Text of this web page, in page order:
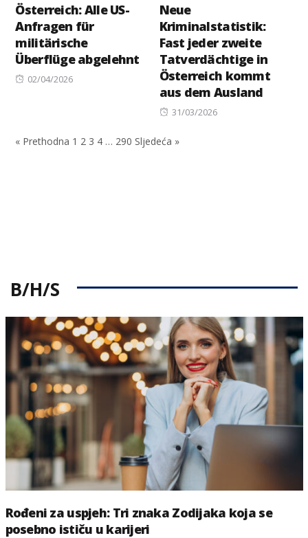
Österreich: Alle US-
Anfragen für
militärische
Überflüge abgelehnt
Posted
02/04/2026
Neue
Kriminalstatistik:
Fast jeder zweite
Tatverdächtige in
Österreich kommt
aus dem Ausland
Posted
31/03/2026
« Prethodna 1 2 3 4 … 290 Sljedeća »
B/H/S
Rođeni za uspjeh: Tri znaka Zodijaka koja se
posebno ističu u karijeri